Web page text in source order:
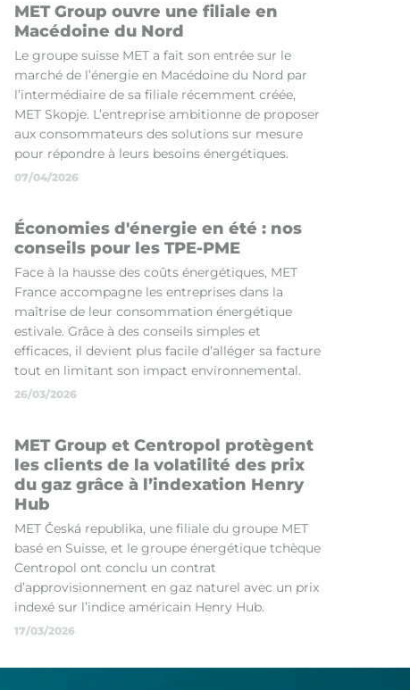
MET Group ouvre une filiale en
Macédoine du Nord
Le groupe suisse MET a fait son entrée sur le
marché de l’énergie en Macédoine du Nord par
l’intermédiaire de sa filiale récemment créée,
MET Skopje. L’entreprise ambitionne de proposer
aux consommateurs des solutions sur mesure
pour répondre à leurs besoins énergétiques.
07/04/2026
Économies d'énergie en été : nos
conseils pour les TPE-PME
Face à la hausse des coûts énergétiques, MET
France accompagne les entreprises dans la
maîtrise de leur consommation énergétique
estivale. Grâce à des conseils simples et
efficaces, il devient plus facile d’alléger sa facture
tout en limitant son impact environnemental.
26/03/2026
MET Group et Centropol protègent
les clients de la volatilité des prix
du gaz grâce à l’indexation Henry
Hub
MET Česká republika, une filiale du groupe MET
basé en Suisse, et le groupe énergétique tchèque
Centropol ont conclu un contrat
d’approvisionnement en gaz naturel avec un prix
indexé sur l’indice américain Henry Hub.
17/03/2026